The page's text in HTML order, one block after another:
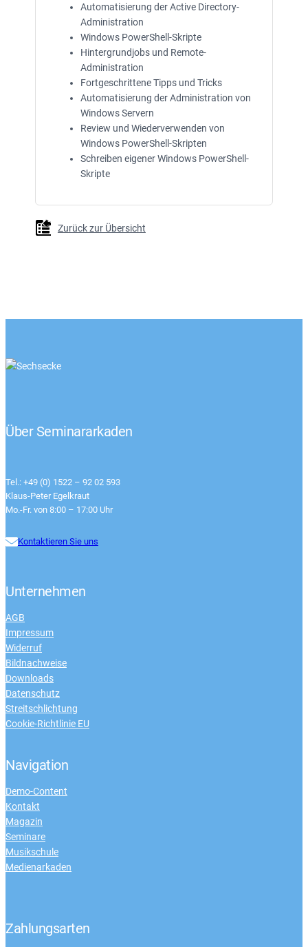
Automatisierung der Active Directory-
Administration
Windows PowerShell-Skripte
Hintergrundjobs und Remote-
Administration
Fortgeschrittene Tipps und Tricks
Automatisierung der Administration von
Windows Servern
Review und Wiederverwenden von
Windows PowerShell-Skripten
Schreiben eigener Windows PowerShell-
Skripte
Zurück zur Übersicht
Über Seminararkaden
Tel.: +49 (0) 1522 – 92 02 593
Klaus-Peter Egelkraut
Mo.-Fr. von 8:00 – 17:00 Uhr
Kontaktieren Sie uns
Unternehmen
AGB
Impressum
Widerruf
Bildnachweise
Downloads
Datenschutz
Streitschlichtung
Cookie-Richtlinie EU
Navigation
Demo-Content
Kontakt
Magazin
Seminare
Musikschule
Medienarkaden
Zahlungsarten